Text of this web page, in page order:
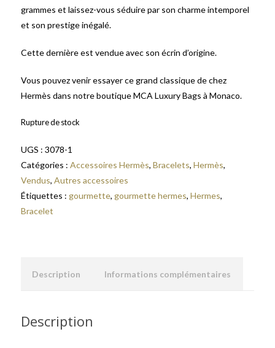
grammes et laissez-vous séduire par son charme intemporel
et son prestige inégalé.
Cette dernière est vendue avec son écrin d’origine.
Vous pouvez venir essayer ce grand classique de chez
Hermès dans notre boutique MCA Luxury Bags à Monaco.
Rupture de stock
UGS : 3078-1
Catégories : Accessoires Hermès, Bracelets, Hermès,
Vendus, Autres accessoires
Étiquettes : gourmette, gourmette hermes, Hermes,
Bracelet
Description Informations complémentaires
Description